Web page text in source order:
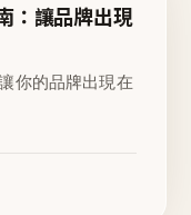
：讓品牌出現
你的品牌出現在